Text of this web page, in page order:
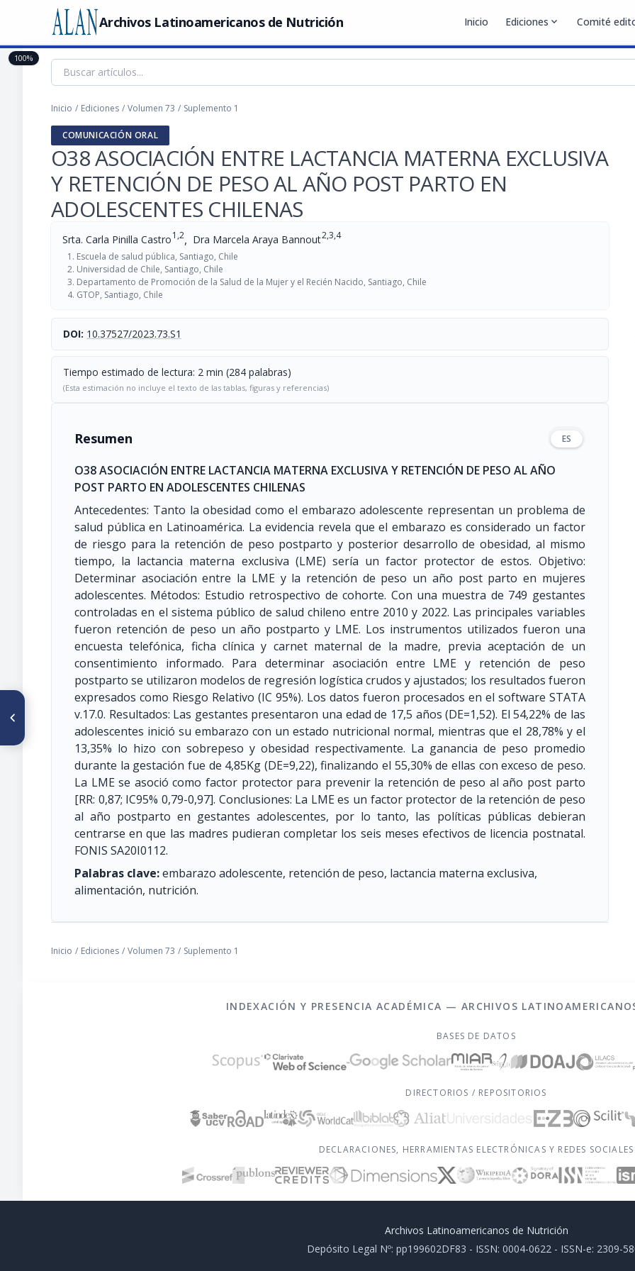
Archivos Latinoamericanos de Nutrición Inicio Ediciones expand_more Comité
Inicio / Ediciones / Volumen 73 / Suplemento 1
COMUNICACIÓN ORAL
O38 ASOCIACIÓN ENTRE LACTANCIA MATERNA EXCLUSIVA
Y RETENCIÓN DE PESO AL AÑO POST PARTO EN
ADOLESCENTES CHILENAS
Srta. Carla Pinilla Castro1,2, Dra Marcela Araya Bannout2,3,4
Escuela de salud pública, Santiago, Chile
Universidad de Chile, Santiago, Chile
Departamento de Promoción de la Salud de la Mujer y el Recién Nacido, Santiago, Chile
GTOP, Santiago, Chile
DOI: 10.37527/2023.73.S1
Tiempo estimado de lectura: 2 min (284 palabras)
(Esta estimación no incluye el texto de las tablas, figuras y referencias)
Resumen ES
O38 ASOCIACIÓN ENTRE LACTANCIA MATERNA EXCLUSIVA Y RETENCIÓN DE PESO AL AÑO
POST PARTO EN ADOLESCENTES CHILENAS
Antecedentes: Tanto la obesidad como el embarazo adolescente representan un problema de
salud pública en Latinoamérica. La evidencia revela que el embarazo es considerado un factor
de riesgo para la retención de peso postparto y posterior desarrollo de obesidad, al mismo
tiempo, la lactancia materna exclusiva (LME) sería un factor protector de estos. Objetivo:
Determinar asociación entre la LME y la retención de peso un año post parto en mujeres
adolescentes. Métodos: Estudio retrospectivo de cohorte. Con una muestra de 749 gestantes
controladas en el sistema público de salud chileno entre 2010 y 2022. Las principales variables
fueron retención de peso un año postparto y LME. Los instrumentos utilizados fueron una
encuesta telefónica, ficha clínica y carnet maternal de la madre, previa aceptación de un
consentimiento informado. Para determinar asociación entre LME y retención de peso
postparto se utilizaron modelos de regresión logística crudos y ajustados; los resultados fueron
expresados como Riesgo Relativo (IC 95%). Los datos fueron procesados en el software STATA
v.17.0. Resultados: Las gestantes presentaron una edad de 17,5 años (DE=1,52). El 54,22% de las
adolescentes inició su embarazo con un estado nutricional normal, mientras que el 28,78% y el
13,35% lo hizo con sobrepeso y obesidad respectivamente. La ganancia de peso promedio
durante la gestación fue de 4,85Kg (DE=9,22), finalizando el 55,30% de ellas con exceso de peso.
La LME se asoció como factor protector para prevenir la retención de peso al año post parto
[RR: 0,87; IC95% 0,79-0,97]. Conclusiones: La LME es un factor protector de la retención de peso
al año postparto en gestantes adolescentes, por lo tanto, las políticas públicas debieran
centrarse en que las madres pudieran completar los seis meses efectivos de licencia postnatal.
FONIS SA20I0112.
Palabras clave:embarazo adolescente, retención de peso, lactancia materna exclusiva,
alimentación, nutrición.
Inicio / Ediciones / Volumen 73 / Suplemento 1
100%
ARTÍCULO ANTERIOR
O36 DESAFÍOS EN LA
PROMOCIÓN DE LA
DURANTE LA PANDEMIA
COVID-19: EXPERIENCIAS DE
PARTERAS TRADICIONALES EN
YUCATÁN, MÉXICO
INDEXACIÓN Y PRESENCIA ACADÉMICA — ARCHIVOS
BASES DE DATOS
DIRECTORIOS / REPOSITORIOS
DECLARACIONES, HERRAMIENTAS ELECTRÓNICAS Y REDES SOCIALES
Archivos Latinoamericanos de Nutrición
Depósito Legal Nº: pp199602DF83 - ISSN: 0004-0622 - ISSN-e: 2309-